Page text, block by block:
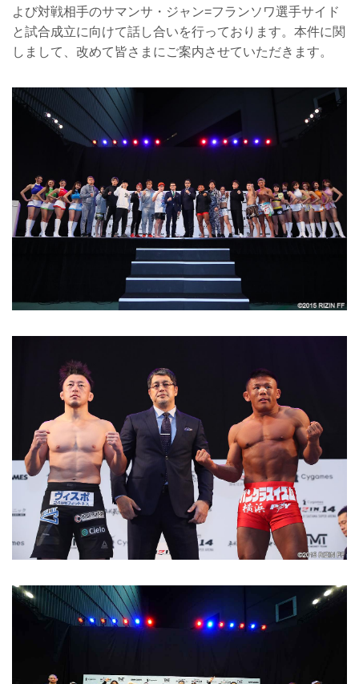
よび対戦相手のサマンサ・ジャン=フランソワ選手サイド
と試合成立に向けて話し合いを行っております。本件に関
しまして、改めて皆さまにご案内させていただきます。